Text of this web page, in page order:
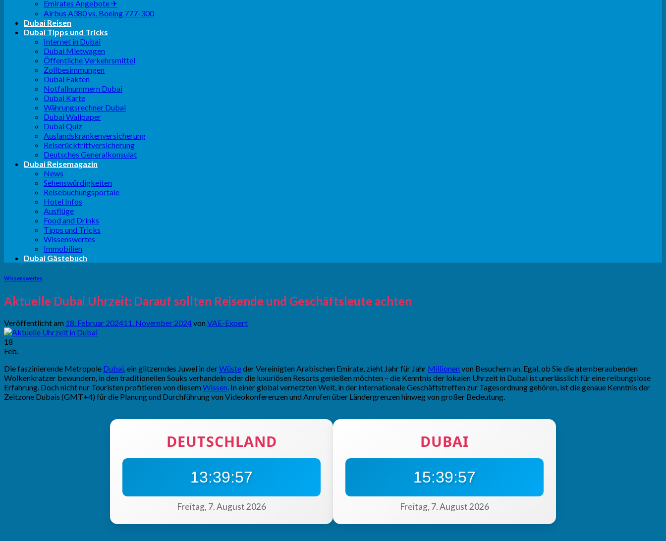
Emirates Angebote ✈
Airbus A380 vs. Boeing 777-300
Dubai Reisen
Dubai Tipps und Tricks
Internet in Dubai
Dubai Mietwagen
Öffentliche Verkehrsmittel
Zollbesimmungen
Dubai Fakten
Notfallnummern Dubai
Dubai Karte
Währungsrechner Dubai
Dubai Wallpaper
Dubai Quiz
Auslandskrankenversicherung
Reiserücktrittversicherung
Deutsches Generalkonsulat
Dubai Reisemagazin
News
Sehenswürdigkeiten
Reisebuchungsportale
Hotel Infos
Ausflüge
Food and Drinks
Tipps und Tricks
Wissenswertes
Immobilien
Dubai Gästebuch
Wissenswertes
Aktuelle Dubai Uhrzeit: Darauf sollten Reisende und Geschäftsleute achten
Veröffentlicht am 18. Februar 202411. November 2024von VAE-Expert
18
Feb.
Die faszinierende Metropole Dubai, ein glitzerndes Juwel in derWüsteder Vereinigten Arabischen Emirate, zieht Jahr für Jahr Millionen von Besuchern an. Egal, ob Sie die atemberaubenden
Wolkenkratzer bewundern, in den traditionellen Souks verhandeln oder die luxuriösen Resorts genießen möchten – die Kenntnis der lokalen Uhrzeit in Dubai ist unerlässlich für eine reibungslose
Erfahrung. Doch nicht nur Touristen profitieren von diesem Wissen. In einer global vernetzten Welt, in der internationale Geschäftstreffen zur Tagesordnung gehören, ist die genaue Kenntnis der
Zeitzone Dubais (GMT+4) für die Planung und Durchführung von Videokonferenzen und Anrufen über Ländergrenzen hinweg von großer Bedeutung.
DEUTSCHLAND
13:39:58
Freitag, 7. August 2026
DUBAI
15:39:58
Freitag, 7. August 2026